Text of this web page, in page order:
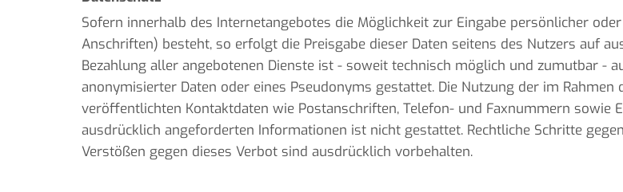
Sofern innerhalb des Internetangebotes die Möglichkeit zur Eingabe persönlicher
Anschriften) besteht, so erfolgt die Preisgabe dieser Daten seitens des Nutzers auf
Bezahlung aller angebotenen Dienste ist - soweit technisch möglich und zumutbar -
anonymisierter Daten oder eines Pseudonyms gestattet. Die Nutzung der im
veröffentlichten Kontaktdaten wie Postanschriften, Telefon- und Faxnummern sowie
ausdrücklich angeforderten Informationen ist nicht gestattet. Rechtliche Schritte
Verstößen gegen dieses Verbot sind ausdrücklich vorbehalten.